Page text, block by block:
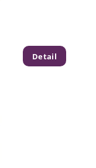
Detail